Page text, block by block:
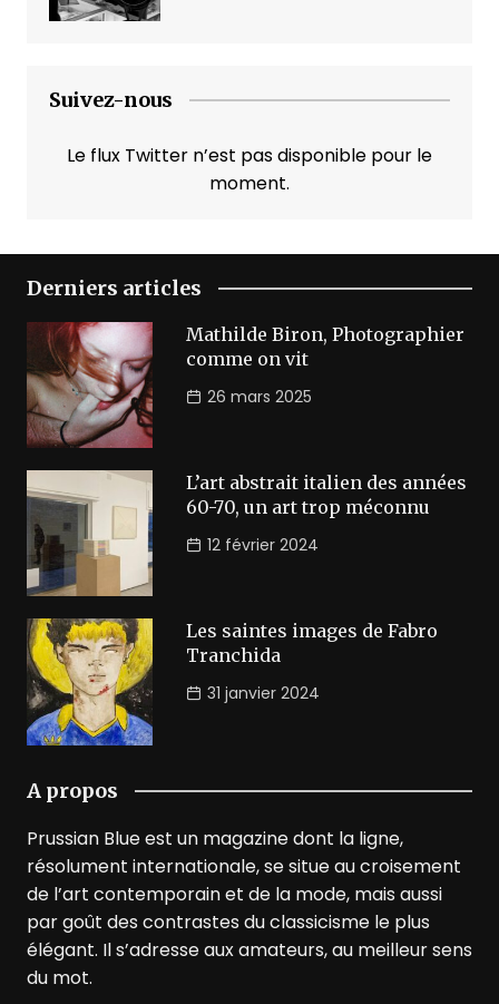
Suivez-nous
Le flux Twitter n’est pas disponible pour le
moment.
Derniers articles
Mathilde Biron, Photographier
comme on vit
26 mars 2025
L’art abstrait italien des années
60-70, un art trop méconnu
12 février 2024
Les saintes images de Fabro
Tranchida
31 janvier 2024
A propos
Prussian Blue est un magazine dont la ligne,
résolument internationale, se situe au croisement
de l’art contemporain et de la mode, mais aussi
par goût des contrastes du classicisme le plus
élégant. Il s’adresse aux amateurs, au meilleur sens
du mot.